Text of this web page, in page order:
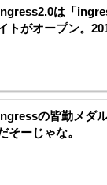
は「
トがオープン。
の皆勤メダ
そーじゃな。